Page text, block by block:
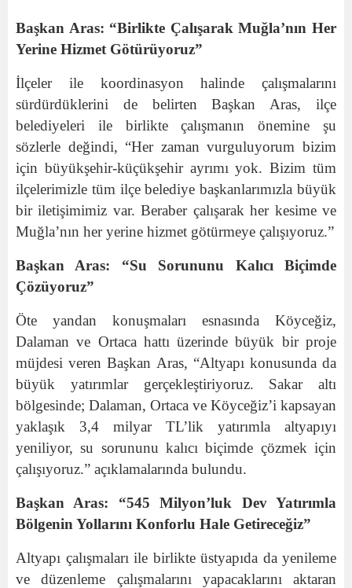
Başkan Aras: “Birlikte Çalışarak Muğla’nın Her
Yerine Hizmet Götürüyoruz”
İlçeler ile koordinasyon halinde çalışmalarını
sürdürdüklerini de belirten Başkan Aras, ilçe
belediyeleri ile birlikte çalışmanın önemine şu
sözlerle değindi, “Her zaman vurguluyorum bizim
için büyükşehir-küçükşehir ayrımı yok. Bizim tüm
ilçelerimizle tüm ilçe belediye başkanlarımızla büyük
bir iletişimimiz var. Beraber çalışarak her kesime ve
Muğla’nın her yerine hizmet götürmeye çalışıyoruz.”
Başkan Aras: “Su Sorununu Kalıcı Biçimde
Çözüyoruz”
Öte yandan konuşmaları esnasında Köyceğiz,
Dalaman ve Ortaca hattı üzerinde büyük bir proje
müjdesi veren Başkan Aras, “Altyapı konusunda da
büyük yatırımlar gerçekleştiriyoruz. Sakar altı
bölgesinde; Dalaman, Ortaca ve Köyceğiz’i kapsayan
yaklaşık 3,4 milyar TL’lik yatırımla altyapıyı
yeniliyor, su sorununu kalıcı biçimde çözmek için
çalışıyoruz.” açıklamalarında bulundu.
Başkan Aras: “545 Milyon’luk Dev Yatırımla
Bölgenin Yollarını Konforlu Hale Getireceğiz”
Altyapı çalışmaları ile birlikte üstyapıda da yenileme
ve düzenleme çalışmalarını yapacaklarını aktaran